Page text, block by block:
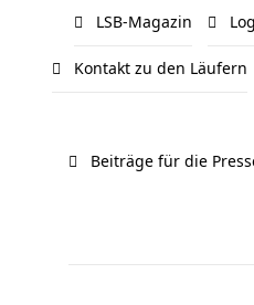
LSB-Magazin
Kontakt zu den Läufern
Beiträge für die